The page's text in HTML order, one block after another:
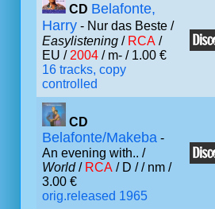
CD Belafonte,
Harry - Nur das Beste /
Easylistening / RCA /
EU / 2004 / m- / 1.00 €
16 tracks, copy
controlled
CD
Belafonte/Makeba -
An evening with.. /
World/ RCA / D // nm /
3.00 €
orig.released 1965